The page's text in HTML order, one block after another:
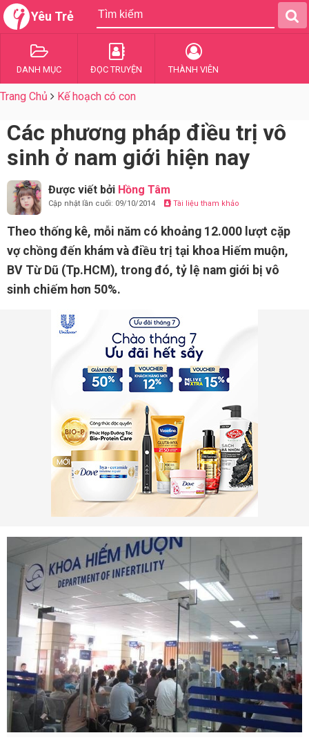
Yêu Trẻ
DANH MỤC ĐỌC TRUYỆN THÀNH VIÊN
Trang Chủ Kế hoạch có con
Các phương pháp điều trị vô
sinh ở nam giới hiện nay
Được viết bởi Hồng Tâm
Cập nhật lần cuối: 09/10/2014 Tài liệu tham khảo
Theo thống kê, mỗi năm có khoảng 12.000 lượt cặp
vợ chồng đến khám và điều trị tại khoa Hiếm muộn,
BV Từ Dũ (Tp.HCM), trong đó, tỷ lệ nam giới bị vô
sinh chiếm hơn 50%.